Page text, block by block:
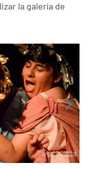
la galería de